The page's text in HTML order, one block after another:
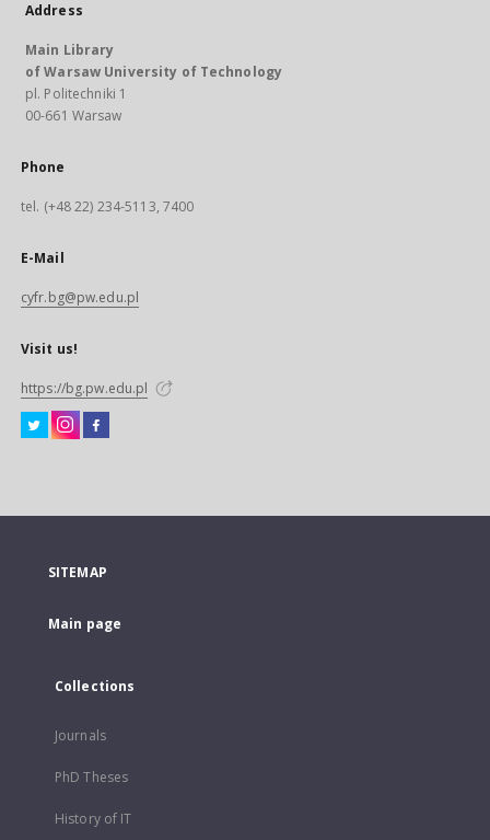
Address
Main Library
of Warsaw University of Technology
pl. Politechniki 1
00-661 Warsaw
Phone
tel. (+48 22) 234-5113, 7400
E-Mail
cyfr.bg@pw.edu.pl
Visit us!
https://bg.pw.edu.pl
SITEMAP
Main page
Collections
Journals
PhD Theses
History of IT